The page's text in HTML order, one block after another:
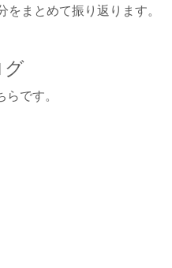
まとめて振り返ります。
グ
です。